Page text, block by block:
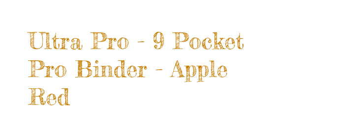
Ultra Pro - 9 Pocket
Pro Binder - Apple
Red